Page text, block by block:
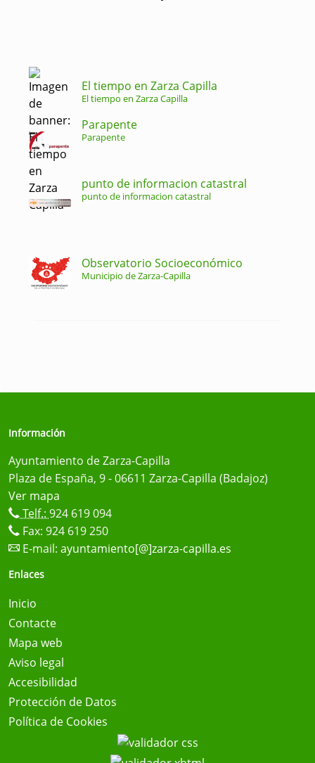
El tiempo en Zarza Capilla
El tiempo en Zarza Capilla
Parapente
Parapente
punto de informacion catastral
punto de informacion catastral
Observatorio Socioeconómico
Municipio de Zarza-Capilla
Información
Ayuntamiento de Zarza-Capilla
Plaza de España, 9 - 06611 Zarza-Capilla (Badajoz)
Ver mapa
Telf.: 924 619 094
Fax: 924 619 250
E-mail: ayuntamiento[@]zarza-capilla.es
Enlaces
Inicio
Contacte
Mapa web
Aviso legal
Accesibilidad
Protección de Datos
Política de Cookies